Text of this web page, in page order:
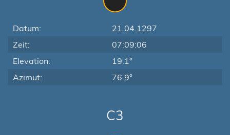
Datum:
21.04.1297
Zeit:
07:09:06
Elevation:
19.1°
Azimut:
76.9°
C3